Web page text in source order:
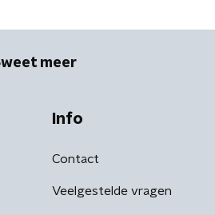
weet meer
Info
Contact
Veelgestelde vragen